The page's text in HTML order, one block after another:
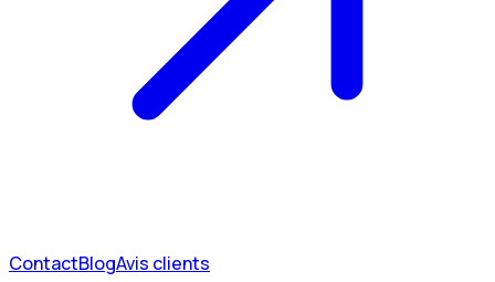
ContactBlogAvis clients